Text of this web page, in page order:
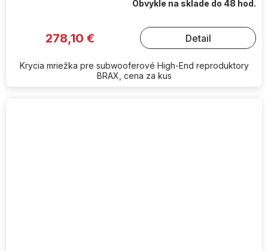
Obvykle na sklade do 48 hod.
278,10 € Detail
Krycia mriežka pre subwooferové High-End reproduktory
BRAX, cena za kus